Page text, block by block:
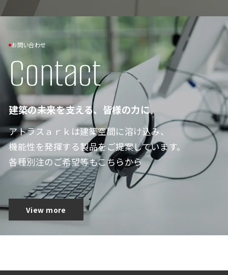
お問い合わせ
Contact
建築の未来を支える、皆様の力に
アトラスａｒｋは建築空間に溶け込み、
機能性を発揮する製品をご提案しています。
各種別注のご希望等もこちらから
View more